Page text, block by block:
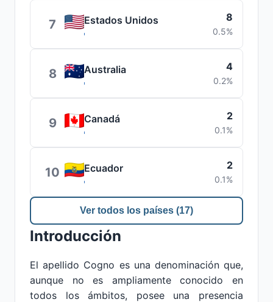
7 Estados Unidos 8
0.5%
8 Australia 4
0.2%
9 Canadá 2
0.1%
10 Ecuador 2
0.1%
Ver todos los países (17)
Introducción
El apellido Cogno es una denominación que,
aunque no es ampliamente conocido en
todos los ámbitos, posee una presencia